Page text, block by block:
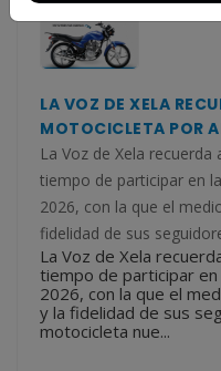
LA VOZ DE XELA
MOTOCICLETA POR
La Voz de Xela
tiempo de participar en
2026, con la que el
fidelidad de sus
La Voz de Xela
tiempo de participar
2026, con la que el
y la fidelidad de sus
motocicleta nue...